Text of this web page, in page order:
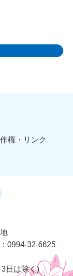
権・リンク
0994-32-6625
日は除く)